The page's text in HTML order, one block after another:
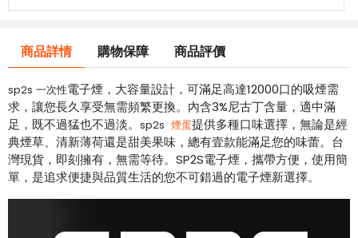
商品詳情 購物保障 商品評價
sp2s 一次性電子煙，大容量設計，可滿足高達12000口的吸煙需
求，讓您長久享受無需頻繁更換。內含3%尼古丁含量，適中滿
足，既不過猛也不過淡。 sp2s 煙蛋提供多種口味選擇，無論是經
典煙草、清新薄荷還是甜美果味，總有壹款能滿足您的味蕾。台
灣現貨，即刻擁有，無需等待。SP2S電子煙，攜帶方便，使用簡
單，是追求便捷與品質生活的您不可錯過的電子煙新選擇。